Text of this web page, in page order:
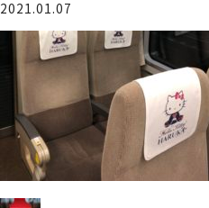
c
e
b
o
o
k
e
2021.01.07